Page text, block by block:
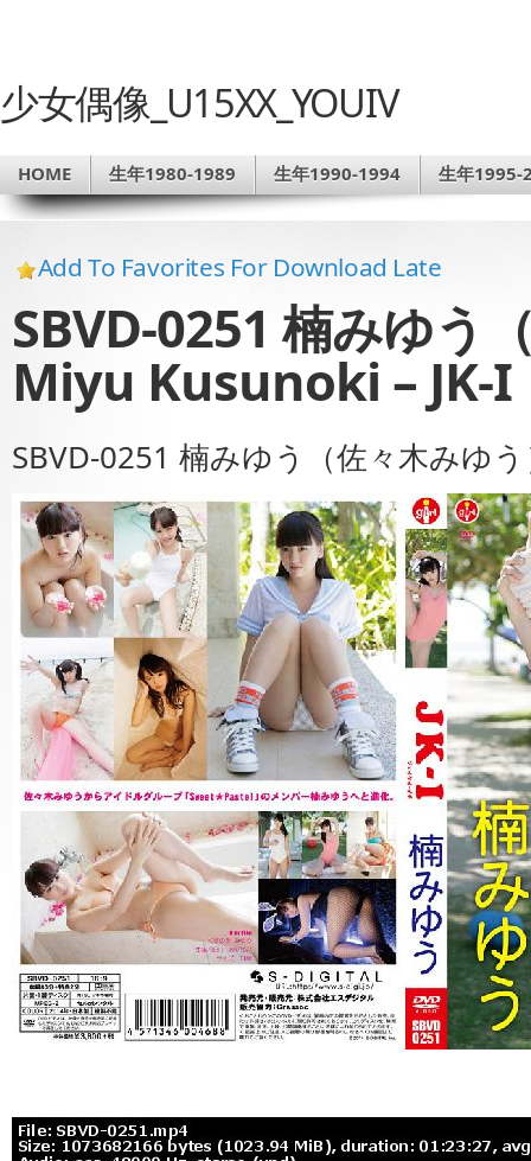
少女偶像_U15XX_YOUIV
HOME 生年1980-1989 生年1990-1994 生年1995-
Add To Favorites For Download Late
SBVD-0251 楠みゆう
Miyu Kusunoki – JK-I
SBVD-0251 楠みゆう（佐々木みゆ